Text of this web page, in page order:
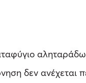
δεν ανέχεται